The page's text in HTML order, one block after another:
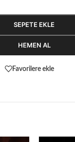
SEPETE EKLE
HEMEN AL
Favorilere ekle